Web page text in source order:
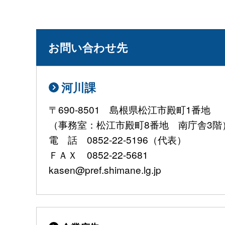
お問い合わせ先
河川課
〒690-8501 島根県松江市殿町1番地
（事務室：松江市殿町8番地 南庁舎3階
電 話 0852-22-5196（代表）
ＦＡＸ 0852-22-5681
kasen@pref.shimane.lg.jp